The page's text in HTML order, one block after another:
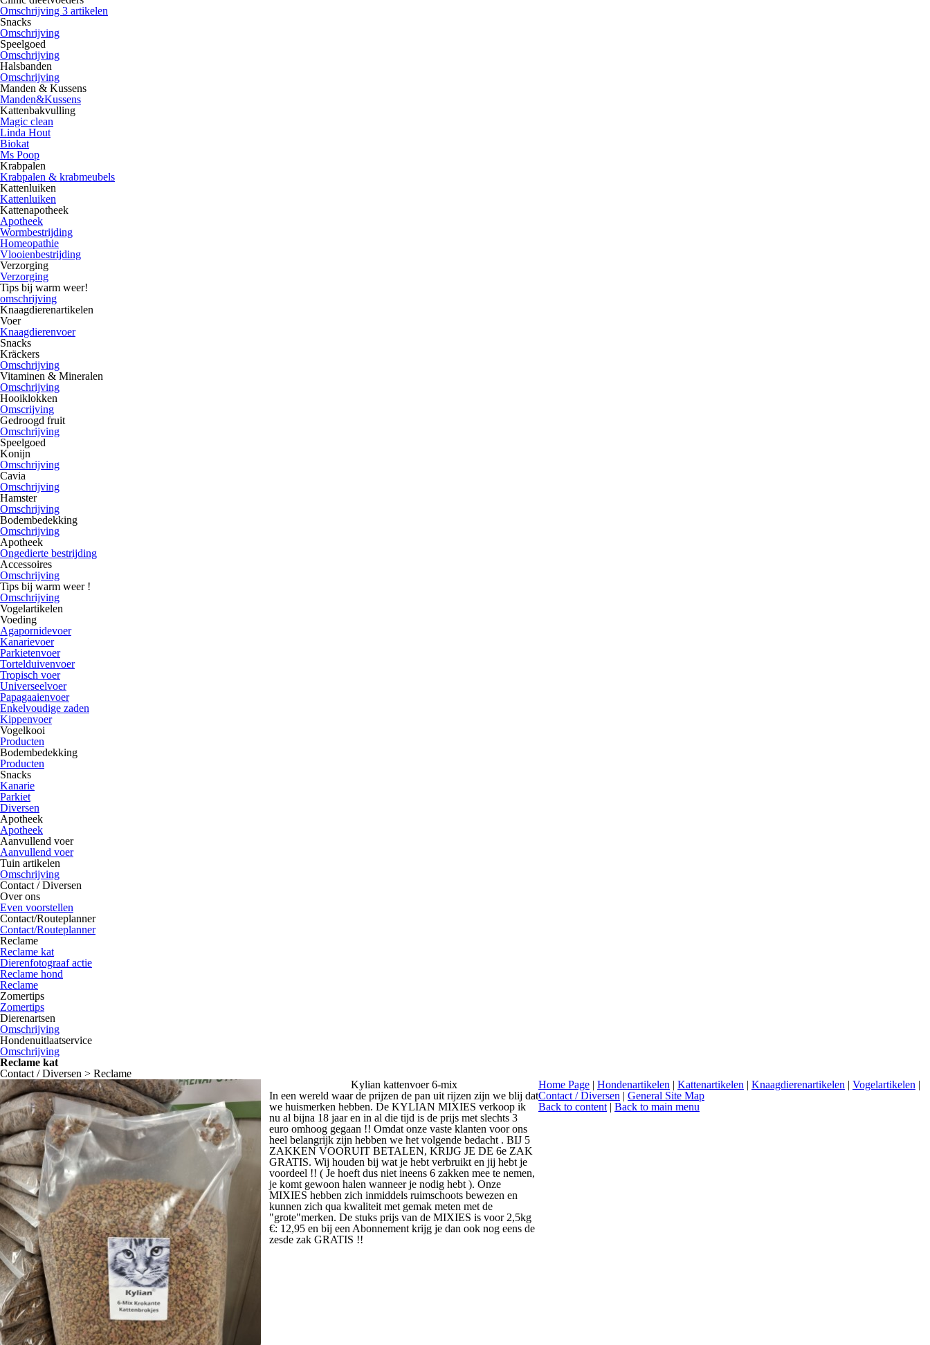
Omschrijving 3 artikelen
Snacks
Omschrijving
Speelgoed
Omschrijving
Halsbanden
Omschrijving
Manden & Kussens
Manden&Kussens
Kattenbakvulling
Magic clean
Linda Hout
Biokat
Ms Poop
Krabpalen
Krabpalen & krabmeubels
Kattenluiken
Kattenluiken
Kattenapotheek
Apotheek
Wormbestrijding
Homeopathie
Vlooienbestrijding
Verzorging
Verzorging
Tips bij warm weer!
omschrijving
Knaagdierenartikelen
Voer
Knaagdierenvoer
Snacks
Kräckers
Omschrijving
Vitaminen & Mineralen
Omschrijving
Hooiklokken
Omscrijving
Gedroogd fruit
Omschrijving
Speelgoed
Konijn
Omschrijving
Cavia
Omschrijving
Hamster
Omschrijving
Bodembedekking
Omschrijving
Apotheek
Ongedierte bestrijding
Accessoires
Omschrijving
Tips bij warm weer !
Omschrijving
Vogelartikelen
Voeding
Agapornidevoer
Kanarievoer
Parkietenvoer
Tortelduivenvoer
Tropisch voer
Universeelvoer
Papagaaienvoer
Enkelvoudige zaden
Kippenvoer
Vogelkooi
Producten
Bodembedekking
Producten
Snacks
Kanarie
Parkiet
Diversen
Apotheek
Apotheek
Aanvullend voer
Aanvullend voer
Tuin artikelen
Omschrijving
Contact / Diversen
Over ons
Even voorstellen
Contact/Routeplanner
Contact/Routeplanner
Reclame
Reclame kat
Dierenfotograaf actie
Reclame hond
Reclame
Zomertips
Zomertips
Dierenartsen
Omschrijving
Hondenuitlaatservice
Omschrijving
Reclame kat
Contact / Diversen > Reclame
Kylian kattenvoer 6-mix
In een wereld waar de prijzen de pan uit rijzen zijn we blij dat
we huismerken hebben. De KYLIAN MIXIES verkoop ik
nu al bijna 18 jaar en in al die tijd is de prijs met slechts 3
euro omhoog gegaan !! Omdat onze vaste klanten voor ons
heel belangrijk zijn hebben we het volgende bedacht . BIJ 5
ZAKKEN VOORUIT BETALEN, KRIJG JE DE 6e ZAK
GRATIS. Wij houden bij wat je hebt verbruikt en jij hebt je
voordeel !! ( Je hoeft dus niet ineens 6 zakken mee te nemen,
je komt gewoon halen wanneer je nodig hebt ). Onze
MIXIES hebben zich inmiddels ruimschoots bewezen en
kunnen zich qua kwaliteit met gemak meten met de
"grote"merken. De stuks prijs van de MIXIES is voor 2,5kg
€: 12,95 en bij een Abonnement krijg je dan ook nog eens de
zesde zak GRATIS !!
Home Page | Hondenartikelen | Kattenartikelen | Knaagdierenartikelen | Vogelartikelen |
Contact / Diversen | General Site Map
Back to content | Back to main menu